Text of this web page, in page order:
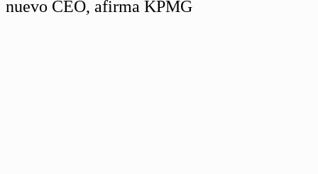
nuevo CEO, afirma KPMG